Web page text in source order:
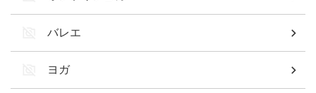
バレエ
ヨガ